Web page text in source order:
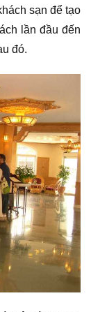
sạn để tạo
lần đầu đến
đó.